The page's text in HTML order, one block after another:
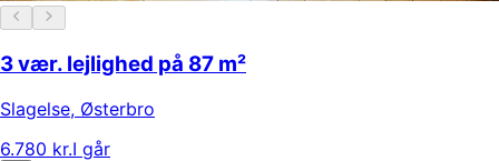
3 vær. lejlighed på 87 m²
Slagelse, Østerbro
6.780 kr.I går